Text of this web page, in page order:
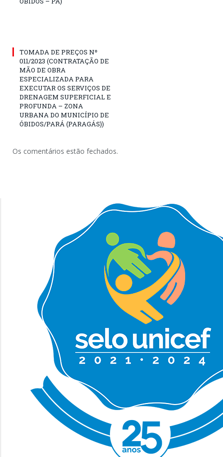
TOMADA DE PREÇOS Nº
011/2023 (CONTRATAÇÃO DE
MÃO DE OBRA
ESPECIALIZADA PARA
EXECUTAR OS SERVIÇOS DE
DRENAGEM SUPERFICIAL E
PROFUNDA – ZONA
URBANA DO MUNICÍPIO DE
ÓBIDOS/PARÁ (PARAGÁS))
Os comentários estão fechados.